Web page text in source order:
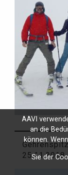
25.11.2018
AAVI
an die
können.
Sie der